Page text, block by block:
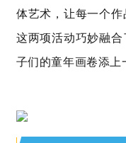
体艺术，让每一个作
这两项活动巧妙融
子们的童年画卷添上